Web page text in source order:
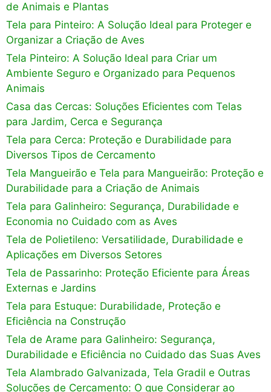
de Animais e Plantas
Tela para Pinteiro: A Solução Ideal para Proteger e
Organizar a Criação de Aves
Tela Pinteiro: A Solução Ideal para Criar um
Ambiente Seguro e Organizado para Pequenos
Animais
Casa das Cercas: Soluções Eficientes com Telas
para Jardim, Cerca e Segurança
Tela para Cerca: Proteção e Durabilidade para
Diversos Tipos de Cercamento
Tela Mangueirão e Tela para Mangueirão: Proteção e
Durabilidade para a Criação de Animais
Tela para Galinheiro: Segurança, Durabilidade e
Economia no Cuidado com as Aves
Tela de Polietileno: Versatilidade, Durabilidade e
Aplicações em Diversos Setores
Tela de Passarinho: Proteção Eficiente para Áreas
Externas e Jardins
Tela para Estuque: Durabilidade, Proteção e
Eficiência na Construção
Tela de Arame para Galinheiro: Segurança,
Durabilidade e Eficiência no Cuidado das Suas Aves
Tela Alambrado Galvanizada, Tela Gradil e Outras
Soluções de Cercamento: O que Considerar ao